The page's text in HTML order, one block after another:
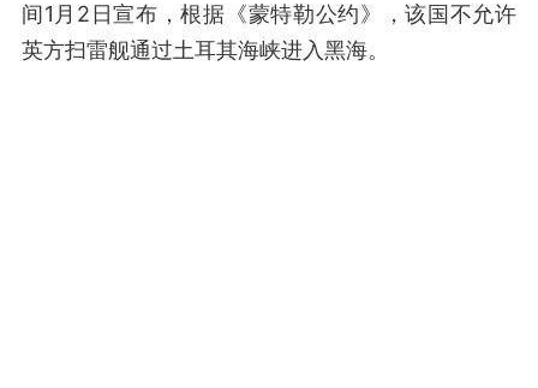
间1月2日宣布，根据《蒙特勒公约》，该国不允许
英方扫雷舰通过土耳其海峡进入黑海。